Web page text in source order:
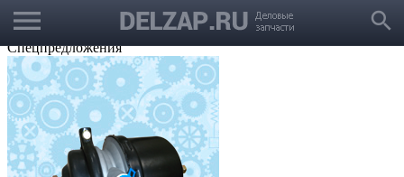
menu search
Выбрать город
Корзина
Заказать звонок
Спецпредложения